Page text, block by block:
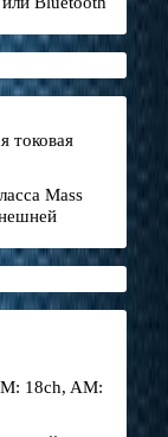
токовая
Mass
18ch, AM: